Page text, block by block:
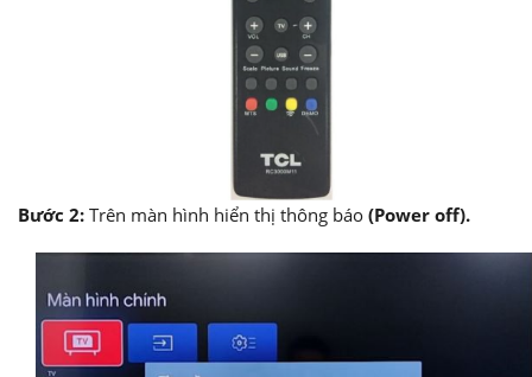
Bước 2: Trên màn hình hiển thị thông báo (Power off).